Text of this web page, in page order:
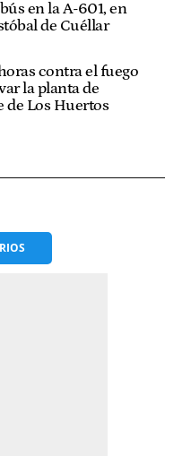
en la A-601, en
de Cuéllar
contra el fuego
la planta de
de Los Huertos